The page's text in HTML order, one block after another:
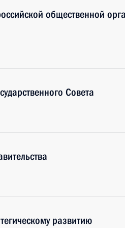
общественной
Совета
развитию